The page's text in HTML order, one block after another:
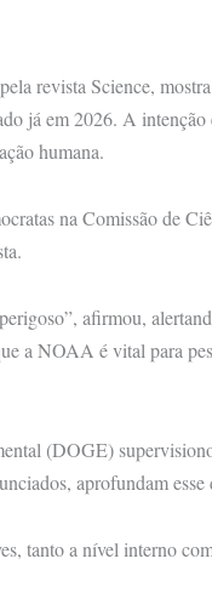
revista Science,
já em 2026. A intenção
humana.
na Comissão de
afirmou,
a NOAA é vital para
(DOGE)
aprofundam esse
tanto a nível interno